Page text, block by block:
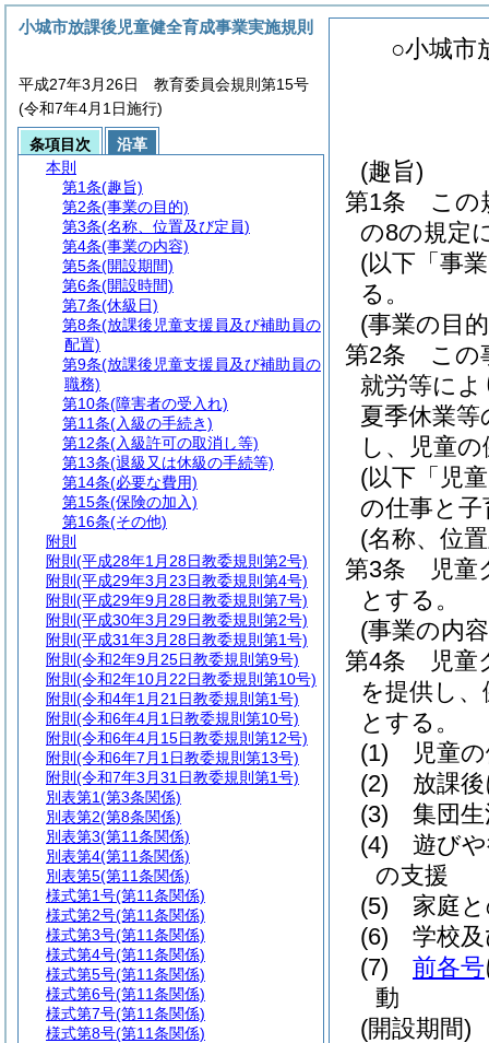
○小城市
(趣旨)
第1条
この
の8の規定
(以下「事
る。
(事業の目
第2条
この
就労等に
夏季休業
し、児童
(以下「児
の仕事と
(名称、位
第3条
児童
とする。
(事業の内
第4条
児童
を提供し
とする。
(1)
児童
(2)
放課
(3)
集団
(4)
遊び
の支援
(5)
家庭
(6)
学校
(7)
前各号
動
(開設期間)
小城市放課後児童健全育成事業実施規則
平成27年3月26日 教育委員会規則第15号
(令和7年4月1日施行)
条項目次
沿革
本則
第1条(趣旨)
第2条(事業の目的)
第3条(名称、位置及び定員)
第4条(事業の内容)
第5条(開設期間)
第6条(開設時間)
第7条(休級日)
第8条(放課後児童支援員及び補助員の
配置)
第9条(放課後児童支援員及び補助員の
職務)
第10条(障害者の受入れ)
第11条(入級の手続き)
第12条(入級許可の取消し等)
第13条(退級又は休級の手続等)
第14条(必要な費用)
第15条(保険の加入)
第16条(その他)
附則
附則 (平成28年1月28日教委規則第2号)
附則 (平成29年3月23日教委規則第4号)
附則 (平成29年9月28日教委規則第7号)
附則 (平成30年3月29日教委規則第2号)
附則 (平成31年3月28日教委規則第1号)
附則 (令和2年9月25日教委規則第9号)
附則 (令和2年10月22日教委規則第10号)
附則 (令和4年1月21日教委規則第1号)
附則 (令和6年4月1日教委規則第10号)
附則 (令和6年4月15日教委規則第12号)
附則 (令和6年7月1日教委規則第13号)
附則 (令和7年3月31日教委規則第1号)
別表第1(第3条関係)
別表第2(第8条関係)
別表第3(第11条関係)
別表第4(第11条関係)
別表第5(第11条関係)
様式第1号(第11条関係)
様式第2号(第11条関係)
様式第3号(第11条関係)
様式第4号(第11条関係)
様式第5号(第11条関係)
様式第6号(第11条関係)
様式第7号(第11条関係)
様式第8号(第11条関係)